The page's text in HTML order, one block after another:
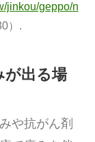
jinkou/geppo/n
）.
が出る場
や抗がん剤